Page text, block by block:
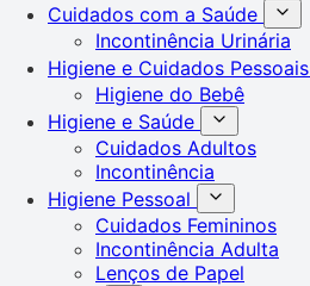
Cuidados com a Saúde
Incontinência Urinária
Higiene e Cuidados Pessoais
Higiene do Bebê
Higiene e Saúde
Cuidados Adultos
Incontinência
Higiene Pessoal
Cuidados Femininos
Incontinência Adulta
Lenços de Papel